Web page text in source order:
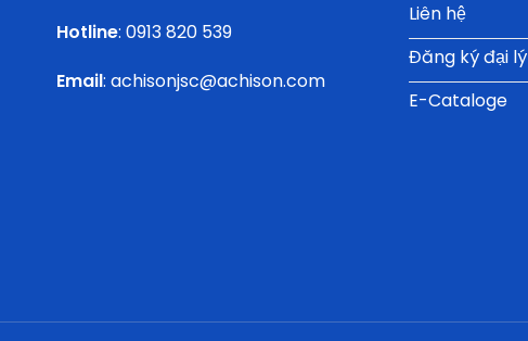
Hotline: 0913 820 539
Email: achisonjsc@achison.com
Liên hệ
Đăng ký đại lý
E-Cataloge